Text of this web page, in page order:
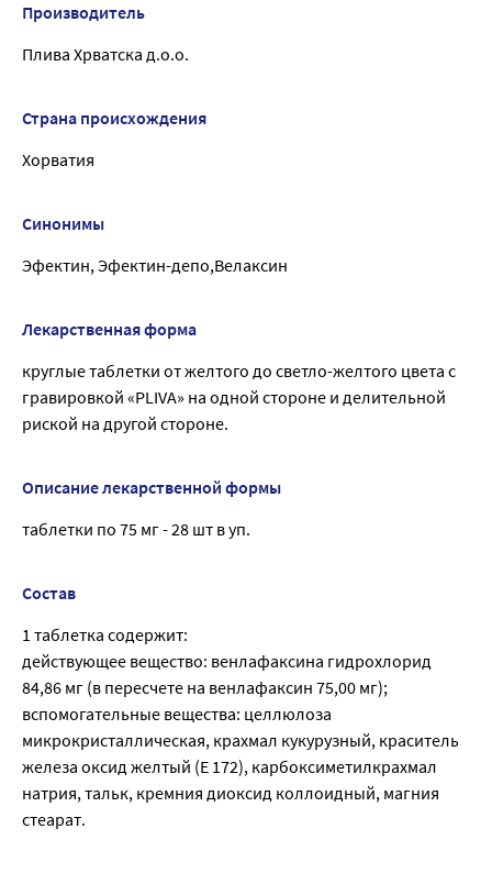
Производитель
Плива Хрватска д.о.о.
Страна происхождения
Хорватия
Синонимы
Эфектин, Эфектин-депо,Велаксин
Лекарственная форма
круглые таблетки от желтого до светло-желтого цвета с
гравировкой «PLIVA» на одной стороне и делительной
риской на другой стороне.
Описание лекарственной формы
таблетки по 75 мг - 28 шт в уп.
Состав
1 таблетка содержит:
действующее вещество: венлафаксина гидрохлорид
84,86 мг (в пересчете на венлафаксин 75,00 мг);
вспомогательные вещества: целлюлоза
микрокристаллическая, крахмал кукурузный, краситель
железа оксид желтый (Е 172), карбоксиметилкрахмал
натрия, тальк, кремния диоксид коллоидный, магния
стеарат.